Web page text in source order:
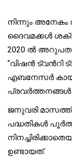
നിന്നും
ദൈവമക്കൾ
2020 ൽ
“വിഷൻ ട്വൻറി
എബനേസർ
ജനുവരി
പദ്ധതികൾ
ഉണ്ടായത്.